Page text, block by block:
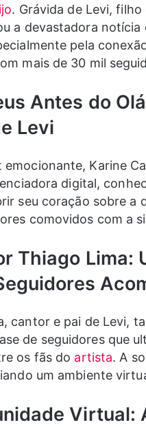
. Grávida de Levi,
a devastadora
pela
mais de 30 mil
Antes do
Levi
emocionante, Karine
digital,
seu coração sobre a
comovidos com a
Thiago Lima:
cantor e pai de Levi,
de seguidores que
os fãs do artista. A
um ambiente
Virtual: